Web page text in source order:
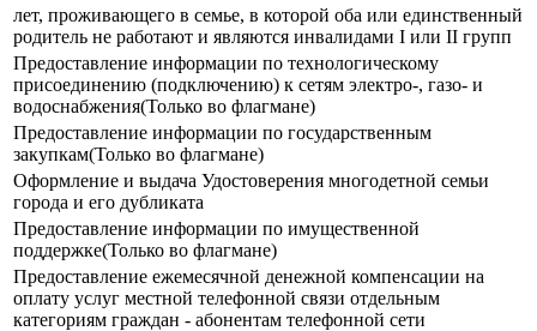
лет, проживающего в семье, в которой оба или единственный
родитель не работают и являются инвалидами I или II групп
Предоставление информации по технологическому
присоединению (подключению) к сетям электро-, газо- и
водоснабжения(Только во флагмане)
Предоставление информации по государственным
закупкам(Только во флагмане)
Оформление и выдача Удостоверения многодетной семьи
города и его дубликата
Предоставление информации по имущественной
поддержке(Только во флагмане)
Предоставление ежемесячной денежной компенсации на
оплату услуг местной телефонной связи отдельным
категориям граждан - абонентам телефонной сети